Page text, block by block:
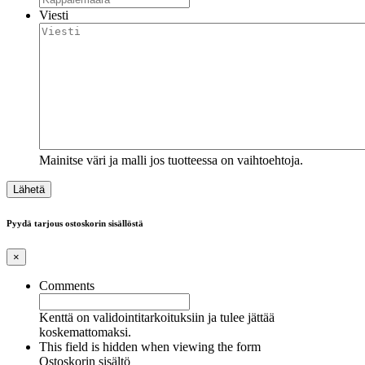
Viesti
Mainitse väri ja malli jos tuotteessa on vaihtoehtoja.
Pyydä tarjous ostoskorin sisällöstä
×
Comments
Kenttä on validointitarkoituksiin ja tulee jättää
koskemattomaksi.
This field is hidden when viewing the form
Ostoskorin sisältö